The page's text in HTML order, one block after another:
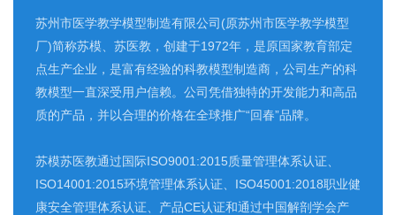
苏州市医学教学模型制造有限公司(原苏州市医学教学模型
厂)简称苏模、苏医教，创建于1972年，是原国家教育部定
点生产企业，是富有经验的科教模型制造商，公司生产的科
教模型一直深受用户信赖。公司凭借独特的开发能力和高品
质的产品，并以合理的价格在全球推广“回春”品牌。
苏模苏医教通过国际ISO9001:2015质量管理体系认证、
ISO14001:2015环境管理体系认证、ISO45001:2018职业健
康安全管理体系认证、产品CE认证和通过中国解剖学会产